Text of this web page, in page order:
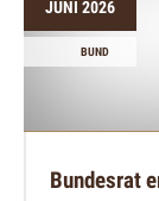
JUNI 2026
BUND
Bundesrat